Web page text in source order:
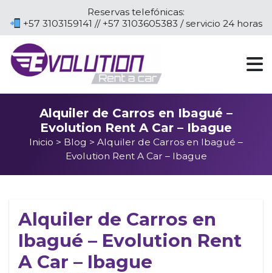
Reservas telefónicas:
+57 3103159141 // +57 3103605383 / servicio 24 horas
Alquiler de Carros en Ibagué –
Evolution Rent A Car – Ibague
Inicio > Blog > Alquiler de Carros en Ibagué –
Evolution Rent A Car – Ibague
Alquiler de Carros en
Ibagué – Evolution Rent
A Car – Ibague